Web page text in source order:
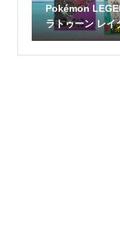
Pokémon
ラトゥーン レイ